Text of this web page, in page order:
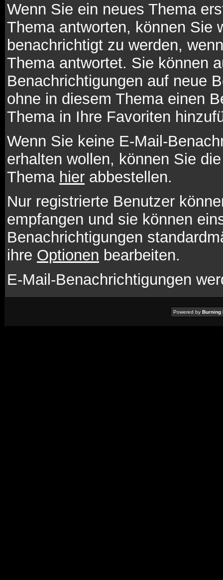
Wenn Sie ein neues Thema
Thema antworten, können Sie
benachrichtigt zu werden,
Thema antwortet. Sie können
Benachrichtigungen auf neue
ohne in diesem Thema einen
Thema in Ihre Favoriten
Wenn Sie keine E-Mail-
erhalten wollen, können Sie
Thema hier abbestellen.
Nur registrierte Benutzer
empfangen und sie können
Benachrichtigungen
ihre Optionen bearbeiten.
E-Mail-Benachrichtigungen
Powered by Burning